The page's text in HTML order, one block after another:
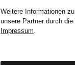
Weitere Informationen
unsere Partner durch
Impressum.